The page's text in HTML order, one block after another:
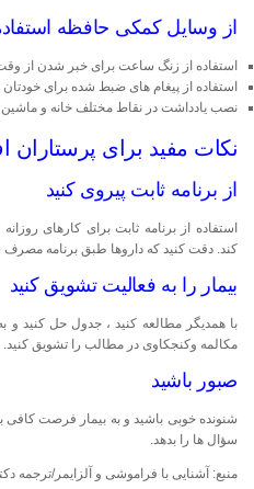
از وسایل کمکی حافظه
استفاده از زنگ ساعت برای خبر شدن از
استفاده از پیغام های ضبط شده برای خودتان
نصب یادداشت در نقاط مختلف خانه و ماشین
نکات مفید برای پرستاران
از برنامه ثابت پیروی کنید
استفاده از برنامه ثابت برای کارهای
کند. دقت کنید که داروها طبق برنامه مصرف
بیمار را به فعالیت تشویق کنید
با همدیگر مطالعه کنید ، جدول حل کنید و
مکالمه وکنجکاوی در مطالب را تشویق کنید.
صبور باشید
شنونده خوبی باشید و به بیمار فرصت کافی
سؤال ها را بدهد.
منبع: آشنایی با فراموشی و آلزایمر/ترجمه